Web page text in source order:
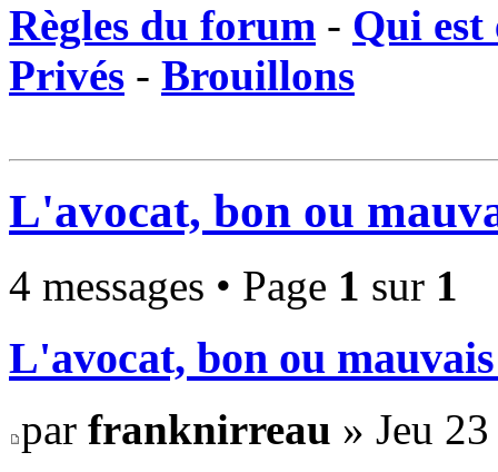
Règles du forum - Qui est
Privés - Brouillons
L'avocat, bon ou
4 messages • Page 1 sur 1
L'avocat, bon ou
par franknirreau » Jeu